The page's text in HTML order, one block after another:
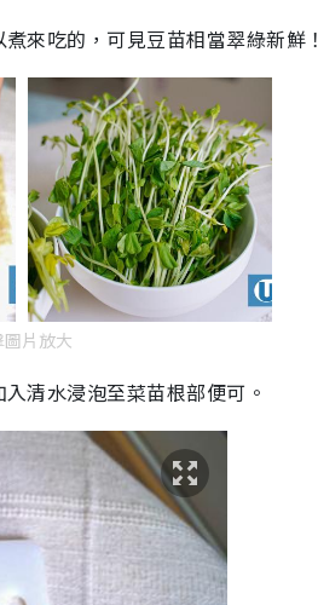
來吃的，可見豆苗相當翠綠新鮮！
圖片放大
清水浸泡至菜苗根部便可。